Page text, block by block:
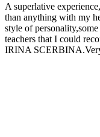
A superlative
than anything with my
style of
teachers that I could
IRINA